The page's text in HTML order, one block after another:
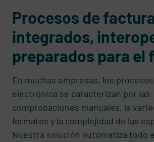
Procesos de
integrados,
preparados para el
En muchas empresas, los
electrónica se caracterizan por las
comprobaciones manuales, la
formatos y la complejidad de las
Nuestra solución automatiza todo